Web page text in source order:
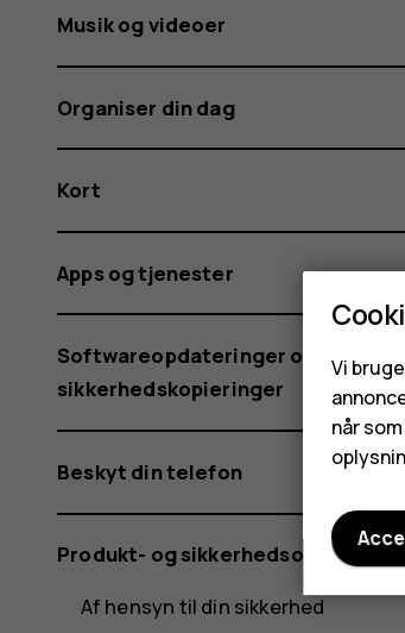
Musik og videoer
Organiser din dag
Kort
Apps og tjenester
Softwareopdateringer og
sikkerhedskopieringer
Beskyt din telefon
Produkt- og
Af hensyn til din sikkerhed
Vi
når